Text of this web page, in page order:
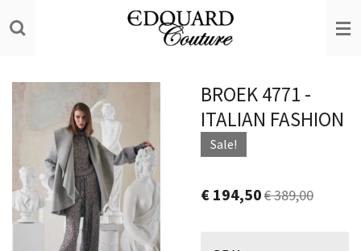
direct
hoofdinhoud
BROEK 4771 -
ITALIAN FASHION
Sale!
€ 194,50€ 389,00